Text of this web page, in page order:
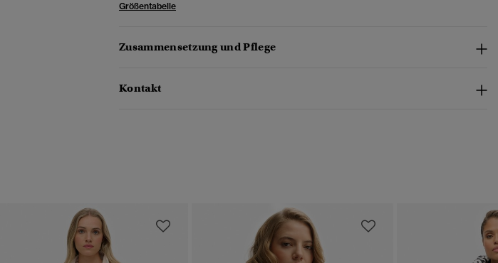
Größentabelle
Zusammensetzung und Pflege
Kontakt